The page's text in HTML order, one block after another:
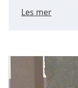
Les mer